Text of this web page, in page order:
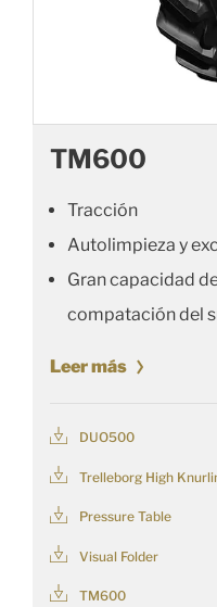
TM600
Tracción
Autolimpieza y
Gran capacidad
compatación del
Leer más
DUO500
Trelleborg High
Pressure Table
Visual Folder
TM600